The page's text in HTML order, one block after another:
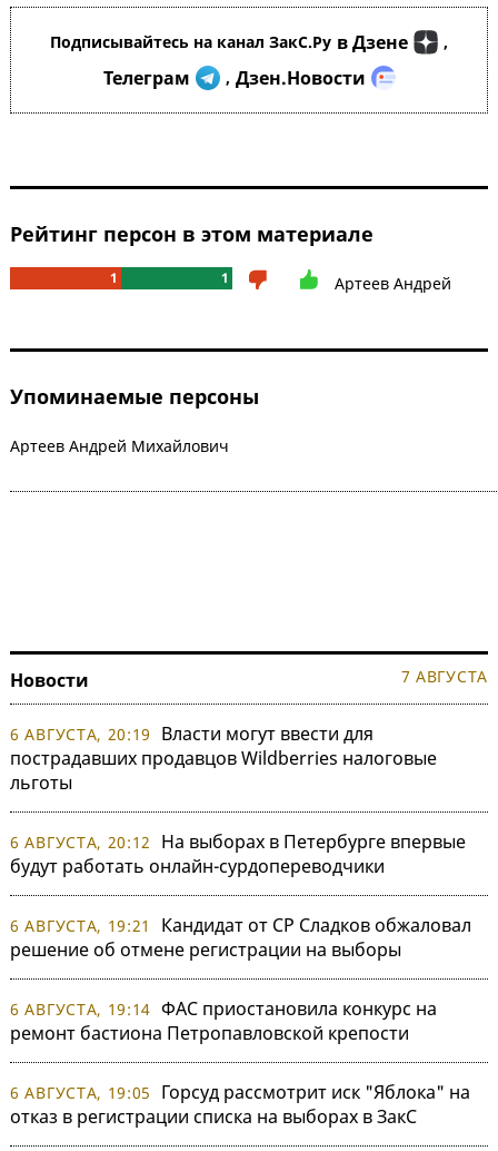
Подписывайтесь на канал ЗакС.Ру в Дзене ,
Телеграм , Дзен.Новости
Рейтинг персон в этом материале
1 1 Артеев Андрей
Упоминаемые персоны
Артеев Андрей Михайлович
Новости 7 АВГУСТА
6 АВГУСТА, 20:19
Власти могут ввести для
пострадавших продавцов Wildberries налоговые
льготы
6 АВГУСТА, 20:12
На выборах в Петербурге впервые
будут работать онлайн-сурдопереводчики
6 АВГУСТА, 19:21
Кандидат от СР Сладков обжаловал
решение об отмене регистрации на выборы
6 АВГУСТА, 19:14 ФАС приостановила конкурс на
ремонт бастиона Петропавловской крепости
6 АВГУСТА, 19:05
Горсуд рассмотрит иск "Яблока" на
отказ в регистрации списка на выборах в ЗакС